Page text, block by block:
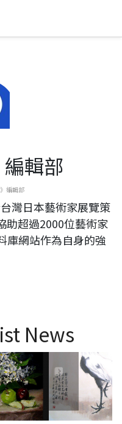
編輯部
編輯部
灣日本藝術家展覽策
助超過2000位藝術家
庫網站作為自身的強
News